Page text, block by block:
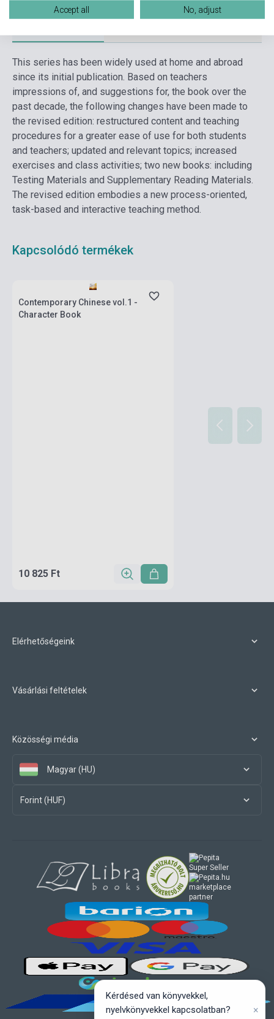
Részletes leírás Kapcsolódó linkek Vélemények
This series has been widely used at home and abroad
since its initial publication. Based on teachers
impressions of, and suggestions for, the book over the
past decade, the following changes have been made to
the revised edition: restructured content and teaching
procedures for a greater ease of use for both students
and teachers; updated and relevant topics; increased
exercises and class activities; two new books: including
Testing Materials and Supplementary Reading Materials.
The revised edition embodies a new process-oriented,
task-based and interactive teaching method.
Kapcsolódó termékek
Contemporary Chinese vol.1 -
Character Book
10 825 Ft
Elérhetőségeink
Vásárlási feltételek
Közösségi média
Magyar (HU)
Forint (HUF)
marketplace
partner
Accept all No, adjust
Kérdésed van könyvekkel,
nyelvkönyvekkel kapcsolatban?
×